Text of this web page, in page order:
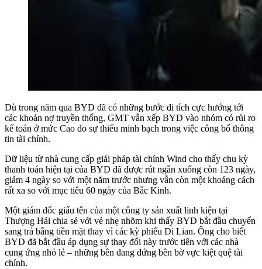
Dù trong năm qua BYD đã có những bước đi tích cực hướng tới
các khoản nợ truyền thống, GMT vẫn xếp BYD vào nhóm có rủi ro
kế toán ở mức Cao do sự thiếu minh bạch trong việc công bố thông
tin tài chính.
Dữ liệu từ nhà cung cấp giải pháp tài chính Wind cho thấy chu kỳ
thanh toán hiện tại của BYD đã được rút ngắn xuống còn 123 ngày,
giảm 4 ngày so với một năm trước nhưng vẫn còn một khoảng cách
rất xa so với mục tiêu 60 ngày của Bắc Kinh.
Một giám đốc giấu tên của một công ty sản xuất linh kiện tại
Thượng Hải chia sẻ với vẻ nhẹ nhõm khi thấy BYD bắt đầu chuyển
sang trả bằng tiền mặt thay vì các kỳ phiếu Di Lian. Ông cho biết
BYD đã bắt đầu áp dụng sự thay đổi này trước tiên với các nhà
cung ứng nhỏ lẻ – những bên đang đứng bên bờ vực kiệt quệ tài
chính.